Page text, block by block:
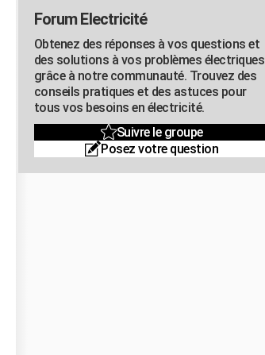
Forum Electricité
Obtenez des réponses à vos questions et
des solutions à vos problèmes électriques
grâce à notre communauté. Trouvez des
conseils pratiques et des astuces pour
tous vos besoins en électricité.
Suivre le groupe
Posez votre question